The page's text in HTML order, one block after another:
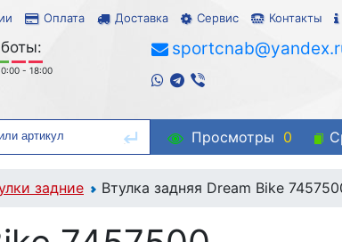
Оплата Доставка Сервис Контакты
- 18:00
Просмотры 0
задние Втулка задняя Dream Bike